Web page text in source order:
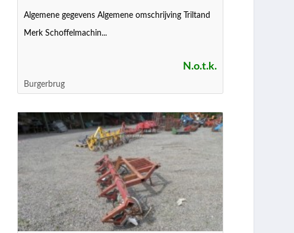
Algemene gegevens Algemene omschrijving Triltand
Merk Schoffelmachin...
N.o.t.k.
Burgerbrug